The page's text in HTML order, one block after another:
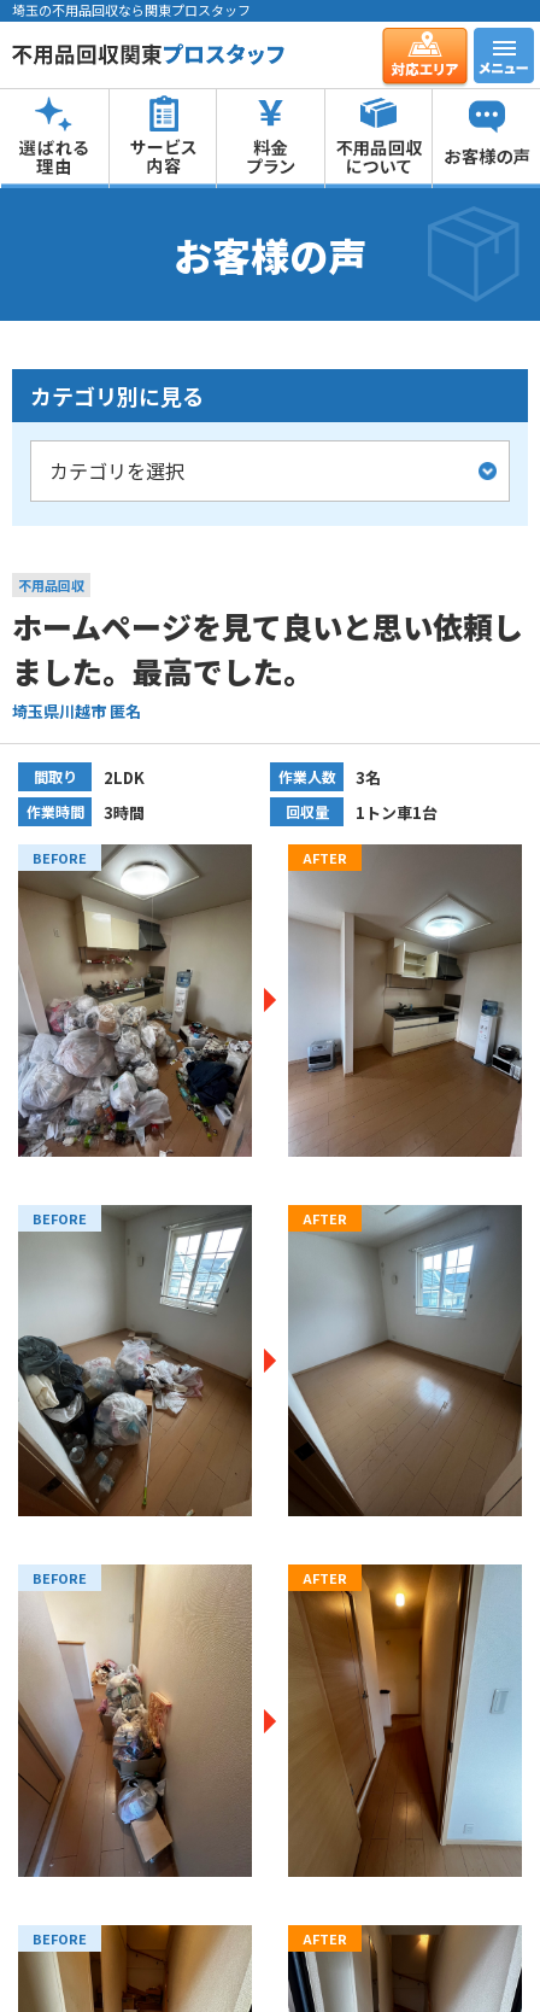
埼玉の不用品回収なら関東プロスタッフ
お客様の声
カテゴリ別に見る
カテゴリを選択
不用品回収
ホームページを見て良いと思い依頼し
ました。最高でした。
埼玉県川越市 匿名
間取り 2LDK 作業人数 3名
作業時間 3時間 回収量 1トン車1台